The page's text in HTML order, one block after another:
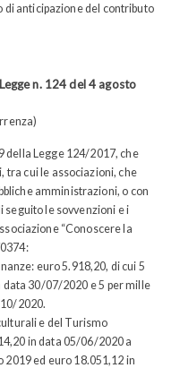
anticipazione del contributo
n. 124 del 4 agosto
della Legge 124/2017, che
tra cui le associazioni, che
amministrazioni, o con
seguito le sovvenzioni e i
“Conoscere la
euro 5.918,20, di cui 5
data 30/07/2020 e 5 per mille
2020.
e del Turismo
in data 05/06/2020 a
2019 ed euro 18.051,12 in